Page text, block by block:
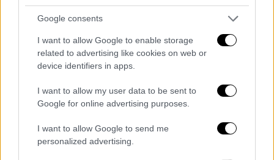
Google consents
I want to allow Google to enable storage
related to advertising like cookies on web or
device identifiers in apps.
I want to allow my user data to be sent to
Google for online advertising purposes.
I want to allow Google to send me
personalized advertising.
Στη συνέχεια, οι απαγωγείς μετέφεραν το
ανήλικο παιδί σε περιοχή των Μποζαϊτίκων,
όπου το χτύπησαν, προκαλώντας του
σωματικές βλάβες. Σύμφωνα με τις ίδιες
στο χέρι του 12χρονου, προκαλώντας του
έγκαυμα.
Παράλληλα, κατά τη διάρκεια της επίθεσης